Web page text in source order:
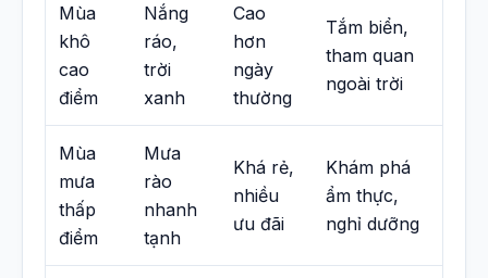
Mùa
khô
cao
điểm
Nắng
ráo,
trời
xanh
Cao
hơn
ngày
thường
Tắm biển,
tham quan
ngoài trời
Mùa
mưa
thấp
điểm
Mưa
rào
nhanh
tạnh
Khá rẻ,
nhiều
ưu đãi
Khám phá
ẩm thực,
nghỉ dưỡng